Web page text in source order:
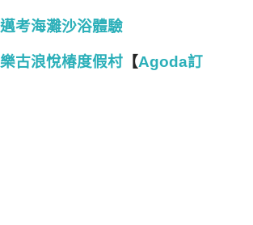
考海灘沙浴體驗
古浪悅椿度假村 【Agoda訂